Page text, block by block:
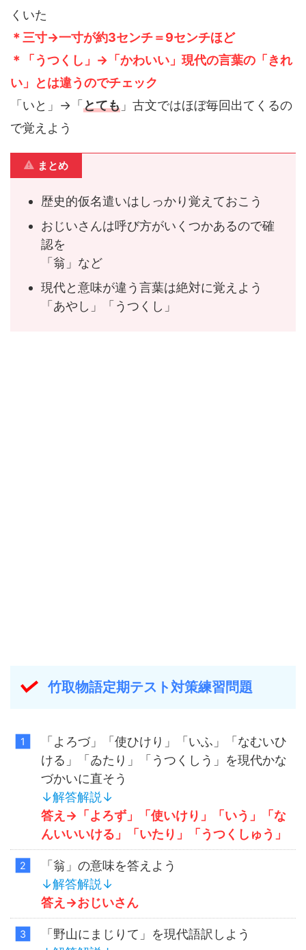
くいた
＊三寸→一寸が約3センチ＝9センチほど
＊「うつくし」→「かわいい」現代の言葉の「きれ
い」とは違うのでチェック
「いと」→「 とても 」古文ではほぼ毎回出てくるの
で覚えよう
まとめ
歴史的仮名遣いはしっかり覚えておこう
おじいさんは呼び方がいくつかあるので確
認を
「翁」など
現代と意味が違う言葉は絶対に覚えよう
「あやし」「うつくし」
竹取物語定期テスト対策練習問題
「よろづ」「使ひけり」「いふ」「なむいひ
ける」「ゐたり」「うつくしう」を現代かな
づかいに直そう
↓解答解説↓
答え→「よろず」「使いけり」「いう」「な
んいいいける」「いたり」「うつくしゅう」
「翁」の意味を答えよう
↓解答解説↓
答え→おじいさん
「野山にまじりて」を現代語訳しよう